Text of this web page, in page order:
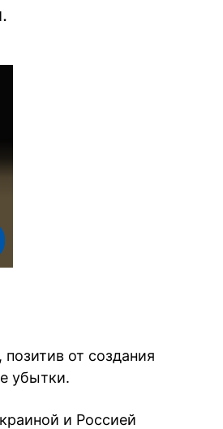
от создания
убытки.
и Россией